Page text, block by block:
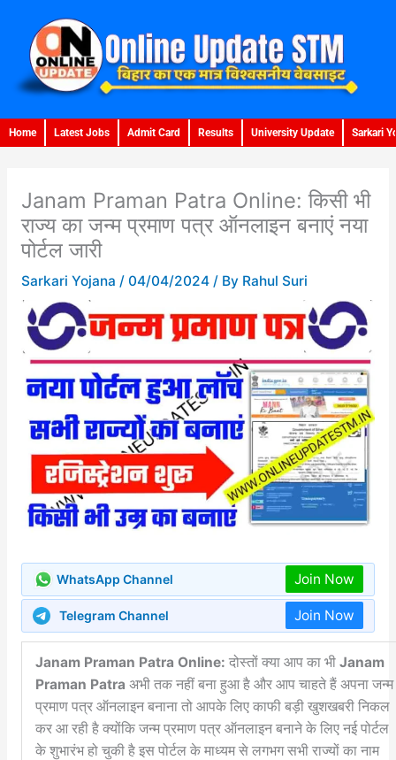
content
Home Latest Jobs Admit Card Results University Update Sarkari
Janam Praman Patra Online: किसी भी
राज्य का जन्म प्रमाण पत्र ऑनलाइन बनाएं नया
पोर्टल जारी
Sarkari Yojana / 04/04/2024 / By Rahul Suri
WhatsApp Channel Join Now
Telegram Channel Join Now
Janam Praman Patra Online: दोस्तों क्या आप का भीJanam
Praman Patra अभी तक नहीं बना हुआ है और आप चाहते हैं अपना जन्म
प्रमाण पत्र ऑनलाइन बनाना तो आपके लिए काफी बड़ी खुशखबरी निकल
कर आ रही है क्योंकि जन्म प्रमाण पत्र ऑनलाइन बनाने के लिए नई पोर्टल
के शुभारंभ हो चुकी है इस पोर्टल के माध्यम से लगभग सभी राज्यों का नाम